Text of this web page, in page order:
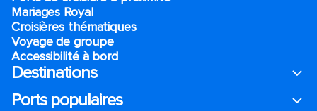
Mariages Royal
Croisières thématiques
Voyage de groupe​
Accessibilité à bord​
Destinations
Ports populaires